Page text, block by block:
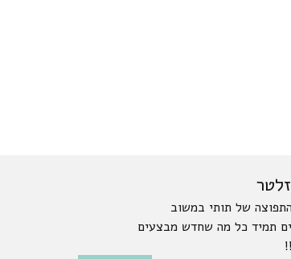
של תותי במשוב
תמיד כל מה שחדש מבצעים